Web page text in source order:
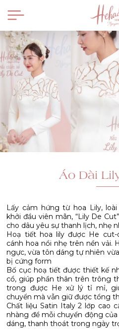
Áo Dài
Lấy cảm hứng từ hoa Lily,
khởi đầu viên mãn, “Lily De
cho dâu yêu sự thanh lịch, nhẹ
Hoạ tiết hoa lily được He
cánh hoa nổi nhẹ trên nền vải.
ngực, vừa tôn dáng tự nhiên
bị cứng form
Bố cục hoạ tiết được thiết kế
cổ, giúp phần thân trên trông
trong được He xử lý tỉ mỉ,
chuyển mà vẫn giữ được tổng
Chất liệu Satin Italy 2 lớp cao
nhàng để mỗi chuyển động